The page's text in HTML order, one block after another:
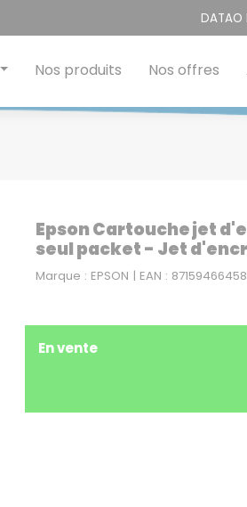
Nos produits Nos offres
Epson Cartouche jet
seul packet - Jet
Marque : EPSON | EAN :
En vente